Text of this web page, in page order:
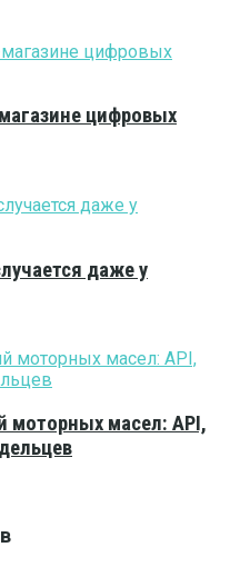
цифровых
даже у
моторных масел: API,